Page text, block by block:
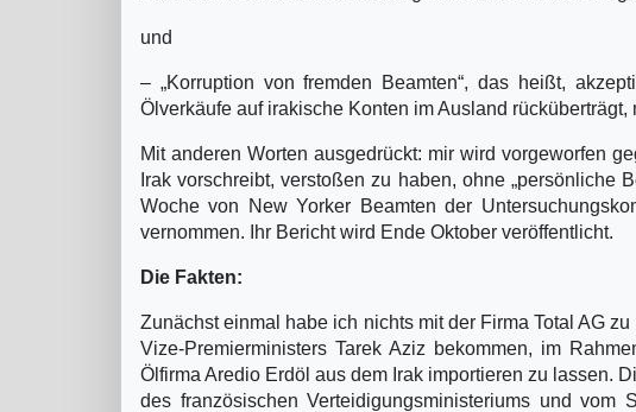
und
– „Korruption von fremden Beamten“, das heißt,
Ölverkäufe auf irakische Konten im Ausland
Mit anderen Worten ausgedrückt: mir wird vorgeworfen
Irak vorschreibt, verstoßen zu haben, ohne „persönliche
Woche von New Yorker Beamten der
vernommen. Ihr Bericht wird Ende Oktober veröffentlicht.
Die Fakten:
Zunächst einmal habe ich nichts mit der Firma Total AG
Vize-Premierministers Tarek Aziz bekommen, im
Ölfirma Aredio Erdöl aus dem Irak importieren zu lassen.
des französischen Verteidigungsministeriums und vom